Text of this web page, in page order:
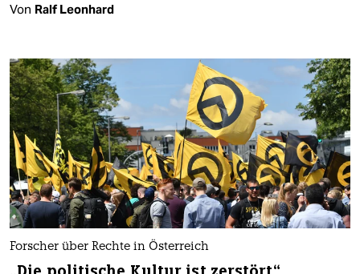
Von Ralf Leonhard
Forscher über Rechte in Österreich